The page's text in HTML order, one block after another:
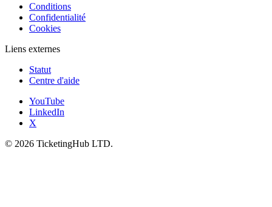
Conditions
Confidentialité
Cookies
Liens externes
Statut
Centre d'aide
YouTube
LinkedIn
X
© 2026 TicketingHub LTD.